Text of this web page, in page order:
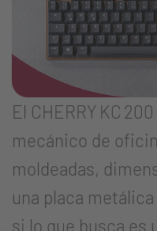
El CHERRY KC
mecánico de
moldeadas,
una placa
si lo que busca es